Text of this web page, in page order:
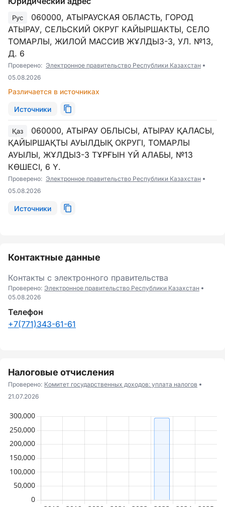
Рус
060000, АТЫРАУСКАЯ ОБЛАСТЬ, ГОРОД
АТЫРАУ, СЕЛЬСКИЙ ОКРУГ КАЙЫРШАКТЫ, СЕЛО
ТОМАРЛЫ, ЖИЛОЙ МАССИВ ЖҰЛДЫЗ-3, УЛ. №13,
Д. 6
Проверено: Электронное правительство Республики Казахстан
05.08.2026
Различается в источниках
Источники
Қаз
060000, АТЫРАУ ОБЛЫСЫ, АТЫРАУ ҚАЛАСЫ,
ҚАЙЫРШАҚТЫ АУЫЛДЫҚ ОКРУГІ, ТОМАРЛЫ
АУЫЛЫ, ЖҰЛДЫЗ-3 ТҰРҒЫН ҮЙ АЛАБЫ, №13
КӨШЕСІ, 6 Ү.
Проверено: Электронное правительство Республики Казахстан
05.08.2026
Источники
Контактные данные
Контакты с электронного правительства
Проверено: Электронное правительство Республики Казахстан
05.08.2026
Телефон
+7(771)343-61-61
Налоговые отчисления
Проверено: Комитет государственных доходов: уплата налогов
21.07.2026